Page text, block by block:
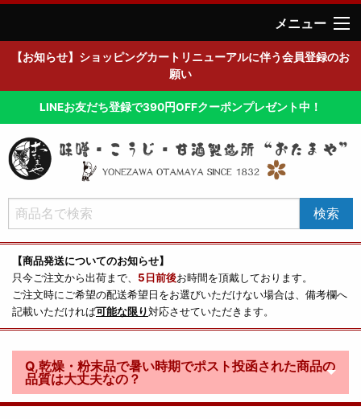
メニュー
【お知らせ】ショッピングカートリニューアルに伴う会員登録のお
願い
LINEお友だち登録で390円OFFクーポンプレゼント中！
【商品発送についてのお知らせ】
只今ご注文から出荷まで、 5日前後お時間を頂戴しております。
ご注文時にご希望の配送希望日をお選びいただけない場合は、備考欄へ
記載いただければ可能な限り対応させていただきます。
Q,乾燥・粉末品で暑い時期でポスト投函された商品の
品質は大丈夫なの？